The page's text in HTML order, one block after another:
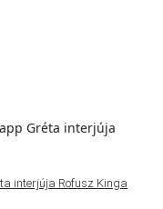
interjúja Rofusz Kinga